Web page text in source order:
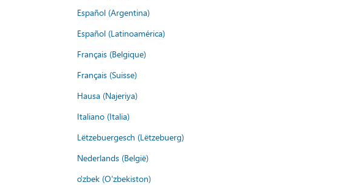
Español (Argentina)
Español (Latinoamérica)
Français (Belgique)
Français (Suisse)
Hausa (Najeriya)
Italiano (Italia)
Lëtzebuergesch (Lëtzebuerg)
Nederlands (België)
o'zbek (O'zbekiston)